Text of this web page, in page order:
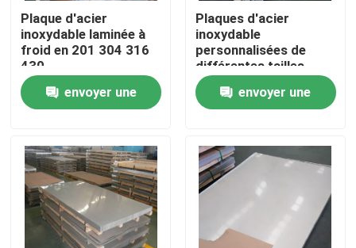
Produits
Vidéos
Visite d'usine
Contrôle de la qualité
Plaque d'acier
inoxydable laminée à
froid en 201 304 316
430
envoyer une
Plaques d'acier
inoxydable
personnalisées de
différentes tailles
envoyer une